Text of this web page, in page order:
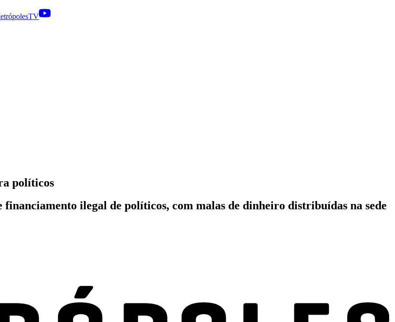
políticos
ilegal de políticos, com malas de dinheiro distribuídas na sede